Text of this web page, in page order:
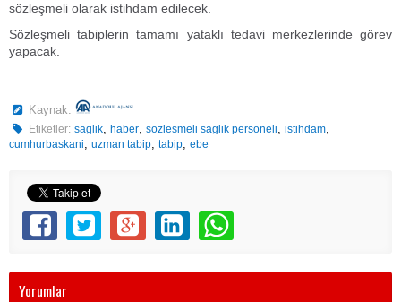
sözleşmeli olarak istihdam edilecek.
Sözleşmeli tabiplerin tamamı yataklı tedavi merkezlerinde görev
yapacak.
Kaynak:
Etiketler: saglik,haber,sozlesmeli saglik personeli,istihdam,
cumhurbaskani, uzman tabip, tabip, ebe
Yorumlar